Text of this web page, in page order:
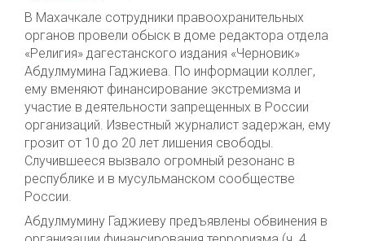
В Махачкале сотрудники правоохранительных
органов провели обыск в доме редактора отдела
«Религия» дагестанского издания «Черновик»
Абдулмумина Гаджиева. По информации коллег,
ему вменяют финансирование экстремизма и
участие в деятельности запрещенных в России
организаций. Известный журналист задержан, ему
грозит от 10 до 20 лет лишения свободы.
Случившееся вызвало огромный резонанс в
республике и в мусульманском сообществе
России.
Абдулмумину Гаджиеву предъявлены обвинения в